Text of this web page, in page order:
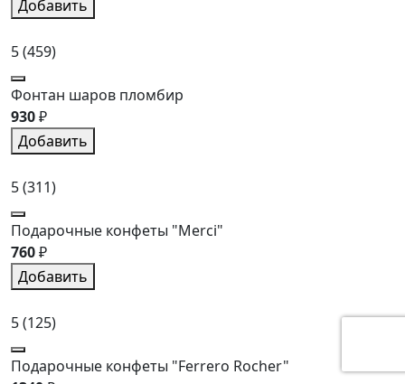
Добавить
5(459)
Фонтан шаров пломбир
930₽
Добавить
5(311)
Подарочные конфеты "Merci"
760₽
Добавить
5(125)
Подарочные конфеты "Ferrero Rocher"